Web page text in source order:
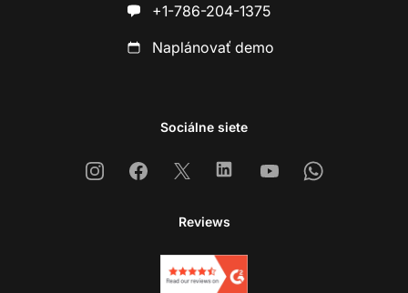
+1-786-204-1375
Naplánovať demo
Sociálne siete
InstagramFacebook
X LinkedinYoutubeWhatsapp
Reviews